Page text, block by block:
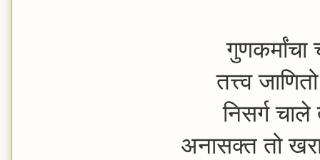
तत्त्व
निसर्ग चाले
अनासक्त तो